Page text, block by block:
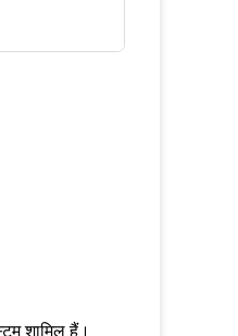
शामिल हैं।